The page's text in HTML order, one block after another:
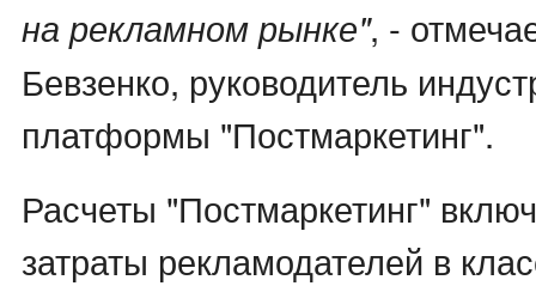
на рекламном рынке", -
Бевзенко, руководитель
платформы "Постмаркетинг".
Расчеты "Постмаркетинг"
затраты рекламодателей в